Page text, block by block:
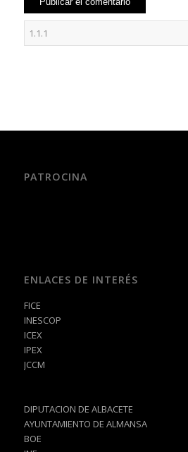
PATROCINA
ENLACES DE INTERÉS
FICE
INESCOP
ICEX
IPEX
JCCM
DIPUTACION DE ALBACETE
AYUNTAMIENTO DE ALMANSA
BOE